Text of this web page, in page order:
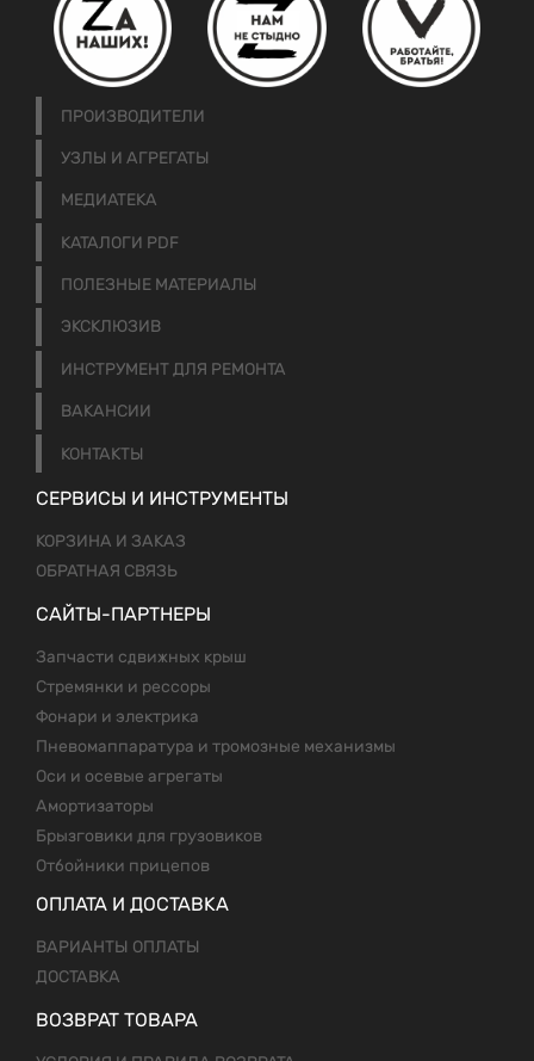
ПРОИЗВОДИТЕЛИ
УЗЛЫ И АГРЕГАТЫ
МЕДИАТЕКА
КАТАЛОГИ PDF
ПОЛЕЗНЫЕ МАТЕРИАЛЫ
ЭКСКЛЮЗИВ
ИНСТРУМЕНТ ДЛЯ РЕМОНТА
ВАКАНСИИ
КОНТАКТЫ
СЕРВИСЫ И ИНСТРУМЕНТЫ
КОРЗИНА И ЗАКАЗ
ОБРАТНАЯ СВЯЗЬ
САЙТЫ-ПАРТНЕРЫ
Запчасти сдвижных крыш
Стремянки и рессоры
Фонари и электрика
Пневомаппаратура и тромозные механизмы
Оси и осевые агрегаты
Амортизаторы
Брызговики для грузовиков
Отбойники прицепов
ОПЛАТА И ДОСТАВКА
ВАРИАНТЫ ОПЛАТЫ
ДОСТАВКА
ВОЗВРАТ ТОВАРА